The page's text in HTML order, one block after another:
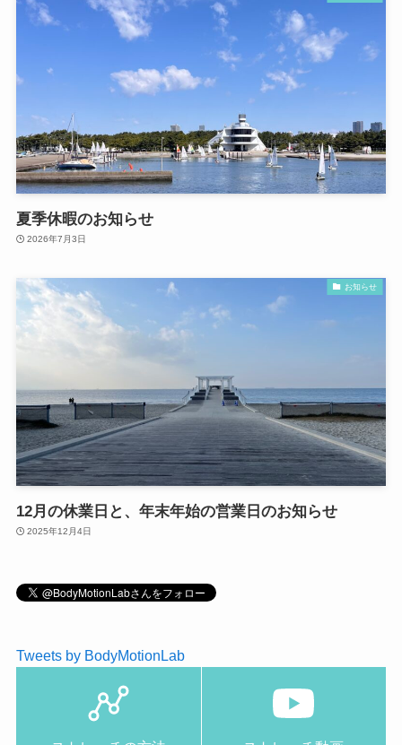
夏季休暇のお知らせ
2026年7月3日
お知らせ
12月の休業日と、年末年始の営業日のお知らせ
2025年12月4日
Tweets by BodyMotionLab